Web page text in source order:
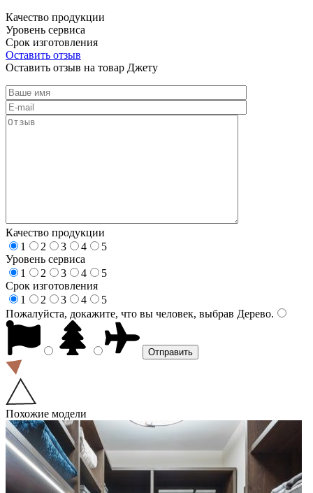
Качество продукции
Уровень сервиса
Срок изготовления
Оставить отзыв
Оставить отзыв на товар Джету
Качество продукции
1
2 3 4
5
Уровень сервиса
1
2 3 4
5
Срок изготовления
1
2 3 4
5
Пожалуйста, докажите, что вы человек, выбрав Дерево.
Похожие модели